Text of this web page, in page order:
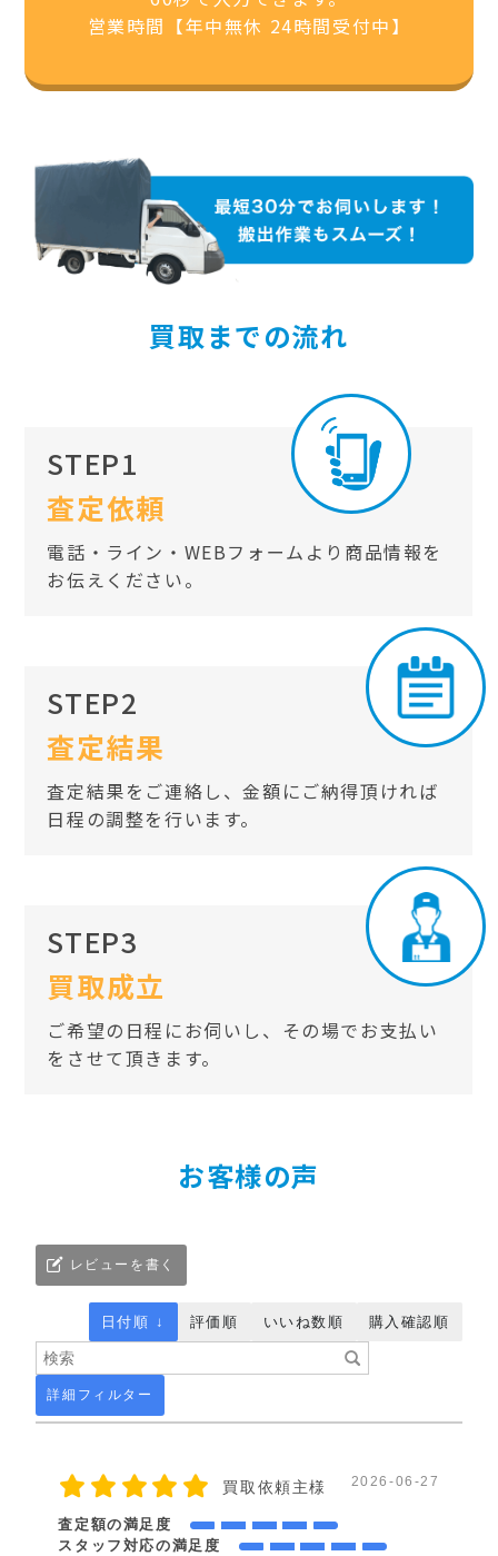
営業時間【年中無休 24時間受付中】
買取までの流れ
STEP1
査定依頼
電話・ライン・WEBフォームより商品情報を
お伝えください。
STEP2
査定結果
査定結果をご連絡し、金額にご納得頂ければ
日程の調整を行います。
STEP3
買取成立
ご希望の日程にお伺いし、その場でお支払い
をさせて頂きます。
お客様の声
レビューを書く
詳細フィルター
日付順 ↓ 評価順 いいね数順 購入確認順
買取依頼主様 2026-06-27
査定額の満足度
スタッフ対応の満足度